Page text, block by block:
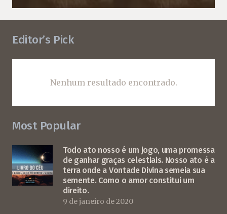
Editor’s Pick
Nenhum resultado encontrado.
Most Popular
Todo ato nosso é um jogo, uma promessa
de ganhar graças celestiais. Nosso ato é a
terra onde a Vontade Divina semeia sua
semente. Como o amor constitui um
direito.
9 de janeiro de 2020